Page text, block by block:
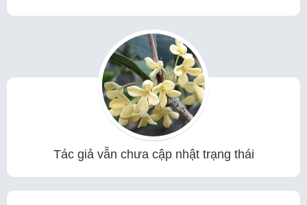
Tác giả vẫn chưa cập nhật trạng thái